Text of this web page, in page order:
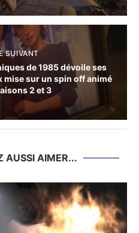
SUIVANT
de 1985 dévoile ses
mise sur un spin off animé
2 et 3
AUSSI AIMER...